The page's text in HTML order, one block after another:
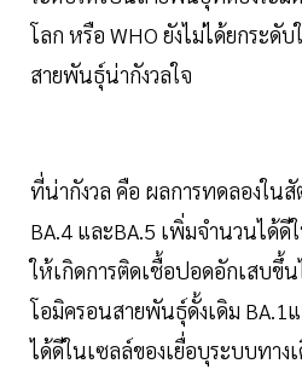
โลก หรือ WHO ยังไม่ได้ยกระดั
สายพันธุ์น่ากังวลใจ
ที่น่ากังวล คือ ผลการทดลองใน
BA.4 และBA.5 เพิ่มจำนวนได้
ให้เกิดการติดเชื้อปอดอักเสบขึ้
โอมิครอนสายพันธุ์ดั้งเดิม BA.1
ได้ดีในเซลล์ของเยื่อบุระบบทาง